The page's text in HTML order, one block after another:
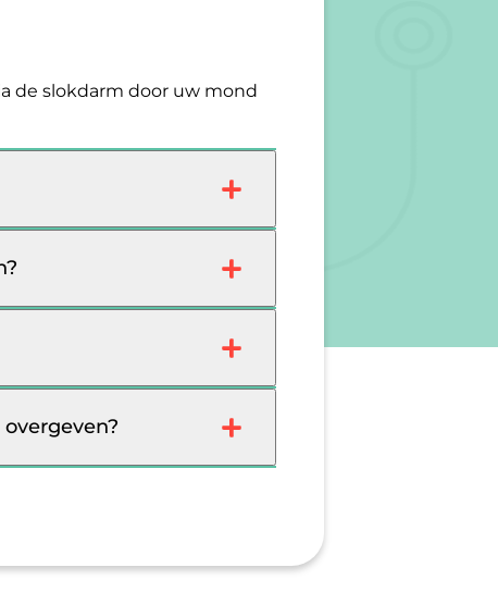
de slokdarm door uw mond